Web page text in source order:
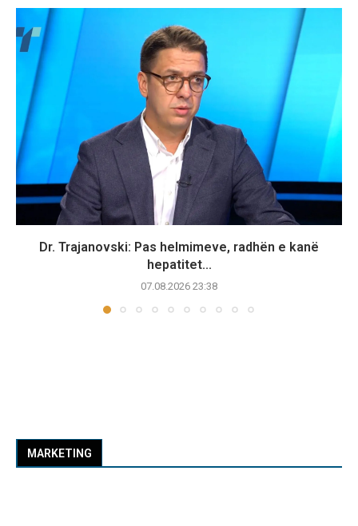
Dr. Trajanovski: Pas helmimeve, radhën e kanë
hepatitet...
07.08.2026 23:38
MARKETING